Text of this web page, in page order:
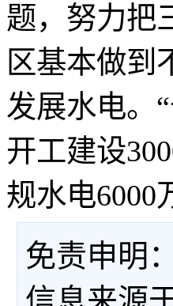
题，努力把
区基本做到
发展水电。
开工建设
规水电6000
免责申明